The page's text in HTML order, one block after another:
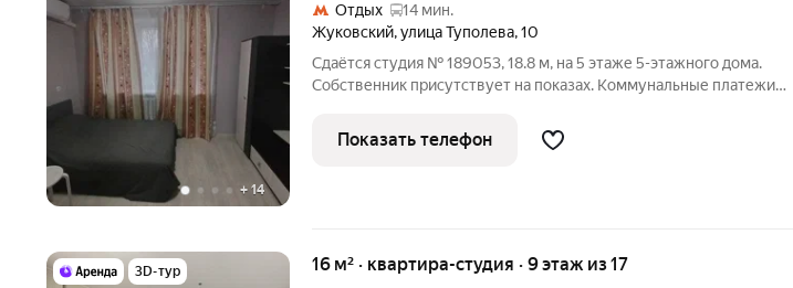
+ 14
Отдых
14 мин.
Жуковский,улица Туполева,10
Сдаётся студия № 189053, 18.8 м, на 5 этаже 5-этажного дома.
Собственник присутствует на показах. Коммунальные платежи
условиям проживания: можно с детьми, можно с питомцами. Срок
минимальной
Показать телефон
3D-тур 16 м² · квартира-студия · 9 этаж из 17